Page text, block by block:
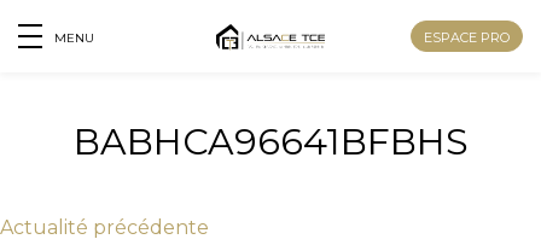
MENU ESPACE PRO
BABHCA96641BFBHS
Actualité précédente